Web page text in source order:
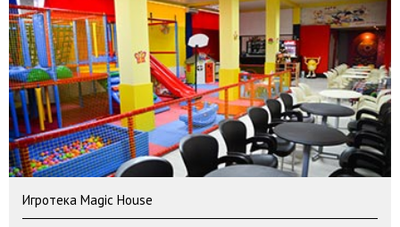
Игротека Magic House